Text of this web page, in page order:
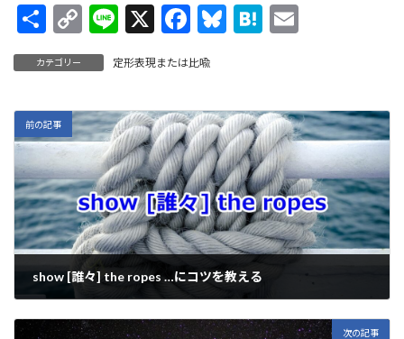
C
o
p
y
Li
n
k
Li
n
e
X
F
e
b
o
o
k
Bl
ky
H
n
a
l
共
有
カテゴリー 定形表現または比喩
前の記事
show [誰々] the ropes …にコツを教える
次の記事